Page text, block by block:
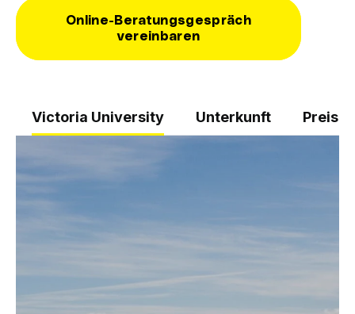
Online-Beratungsgespräch
vereinbaren
Victoria University Unterkunft Preise